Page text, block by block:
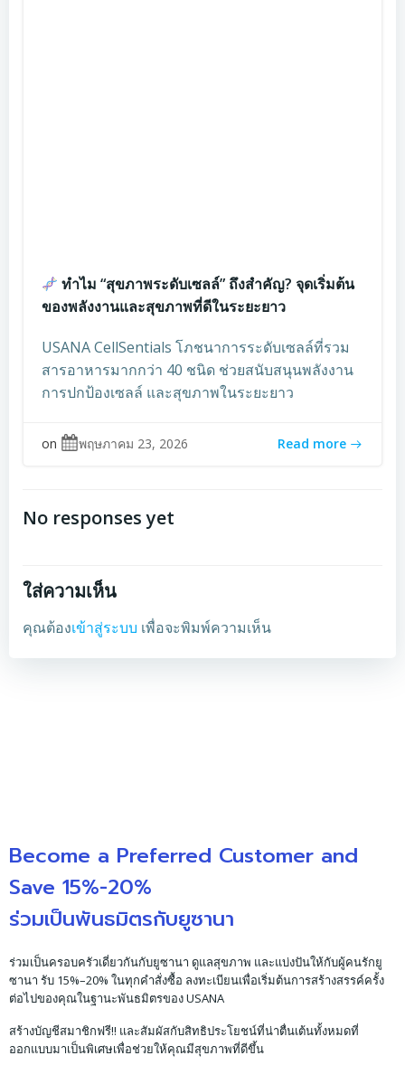
ทำไม “สุขภาพระดับเซลล์” ถึงสำคัญ? จุดเริ่มต้น
ของพลังงานและสุขภาพที่ดีในระยะยาว
USANA CellSentials โภชนาการระดับเซลล์ที่รวม
สารอาหารมากกว่า 40 ชนิด ช่วยสนับสนุนพลังงาน
การปกป้องเซลล์ และสุขภาพในระยะยาว
on พฤษภาคม 23, 2026 Read more
No responses yet
ใส่ความเห็น
คุณต้องเข้าสู่ระบบ เพื่อจะพิมพ์ความเห็น
Become a Preferred Customer and
Save 15%-20%
ร่วมเป็นพันธมิตรกับยูซานา
ร่วมเป็นครอบครัวเดี่ยวกันกับยูซานา ดูแลสุขภาพ และแบ่งปันให้กับผู้คนรักยู
ซานา รับ 15%–20% ในทุกคำสั่งซื้อ ลงทะเบียนเพื่อเริ่มต้นการสร้างสรรค์ครั้ง
ต่อไปของคุณในฐานะพันธมิตรของ USANA
สร้างบัญชีสมาชิกฟรี!! และสัมผัสกับสิทธิประโยชน์ที่น่าตื่นเต้นทั้งหมดที่
ออกแบบมาเป็นพิเศษเพื่อช่วยให้คุณมีสุขภาพที่ดีขึ้น